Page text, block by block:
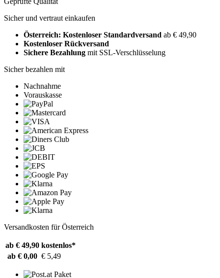
Sicher und vertraut einkaufen
Österreich: Kostenloser Standardversand ab € 49,90
Kostenloser Rückversand
Sichere Bezahlung mit SSL-Verschlüsselung
Sicher bezahlen mit
Nachnahme
Vorauskasse
Versandkosten für Österreich
ab € 49,90 kostenlos*
ab € 0,00 € 5,49